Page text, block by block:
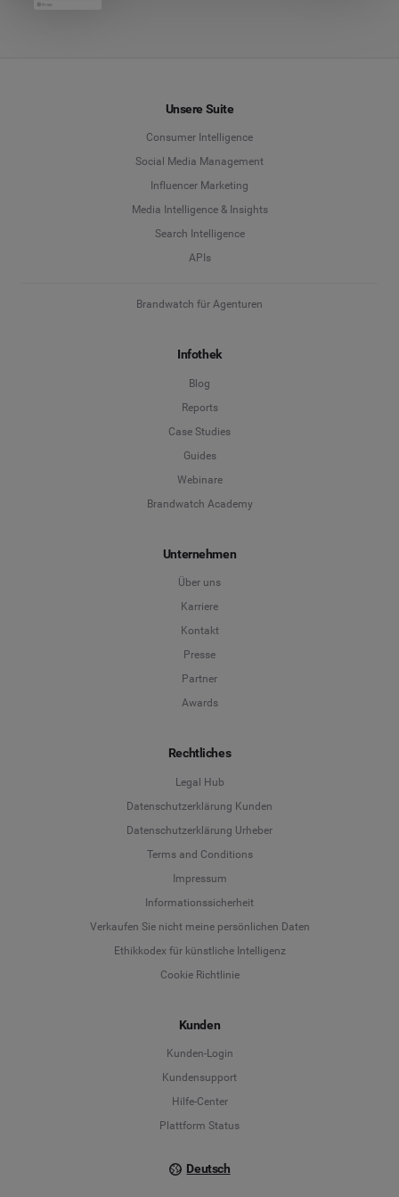
Unsere Suite
Consumer Intelligence
Social Media Management
Influencer Marketing
Media Intelligence & Insights
Search Intelligence
APIs
Brandwatch für Agenturen
Infothek
Blog
Reports
Case Studies
Guides
Webinare
Brandwatch Academy
Unternehmen
Über uns
Karriere
Kontakt
Presse
Partner
Awards
Rechtliches
Legal Hub
Datenschutzerklärung Kunden
Datenschutzerklärung Urheber
Terms and Conditions
Impressum
Informationssicherheit
Verkaufen Sie nicht meine persönlichen Daten
Ethikkodex für künstliche Intelligenz
Cookie Richtlinie
Kunden
Kunden-Login
Kundensupport
Hilfe-Center
Plattform Status
Deutsch
Deutsch
English